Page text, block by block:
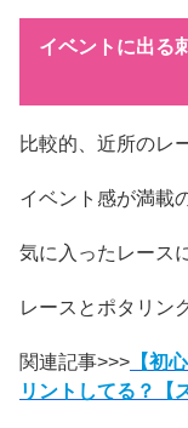
イベントに出る
比較的、近所のレ
イベント感が満載
気に入ったレース
レースとポタリン
関連記事>>> 【初
リントしてる？【